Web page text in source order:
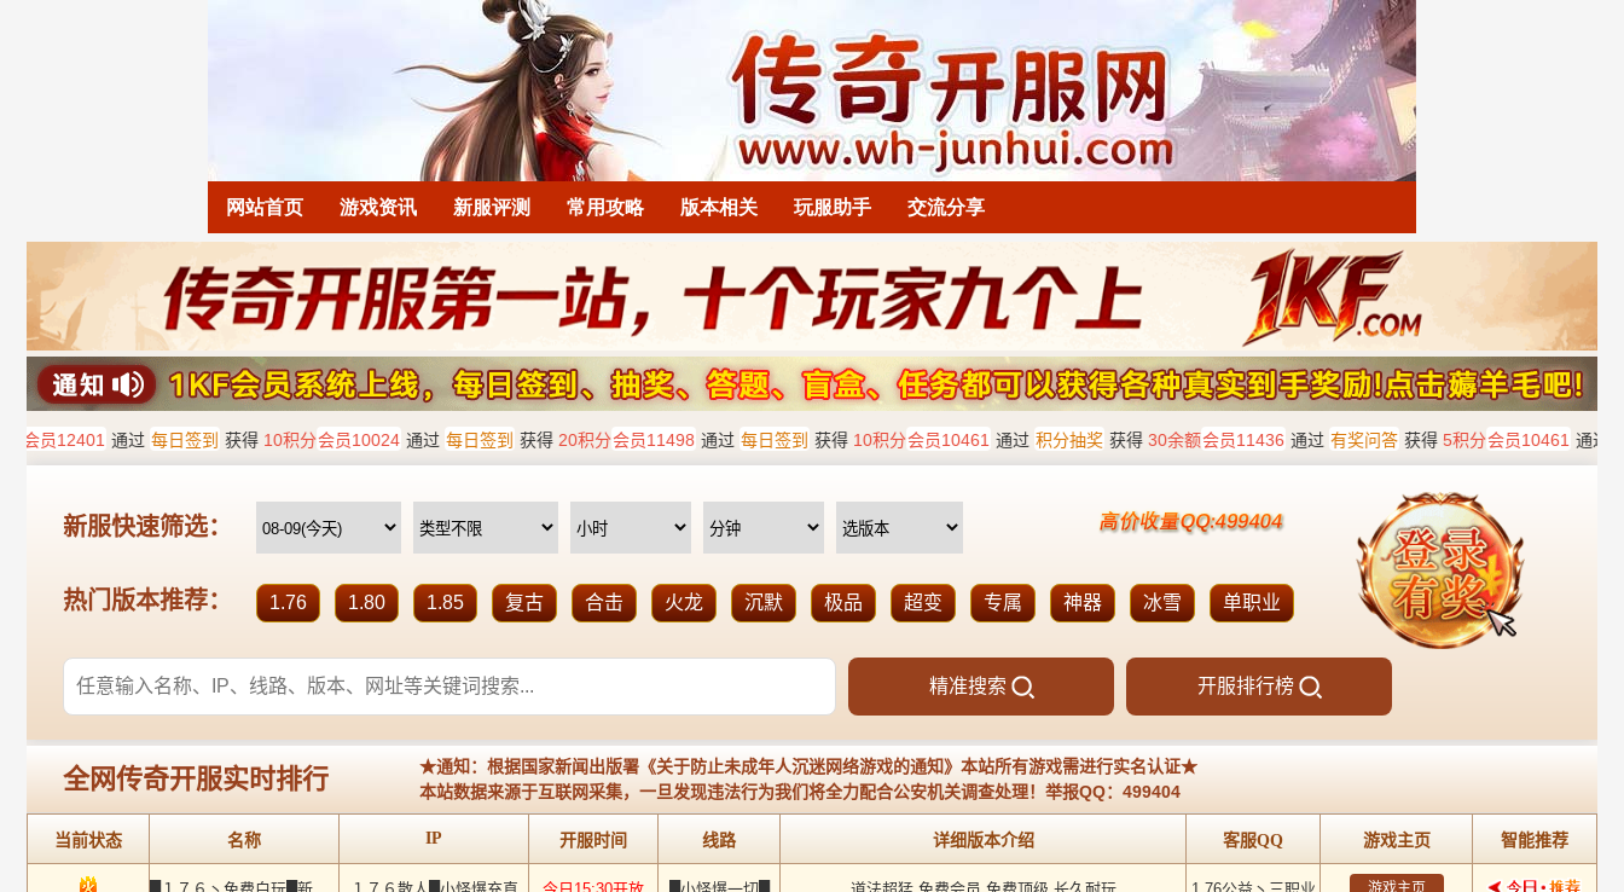
网站首页 游戏资讯 新服评测 常用攻略 版本相关 玩服助手 交流分享